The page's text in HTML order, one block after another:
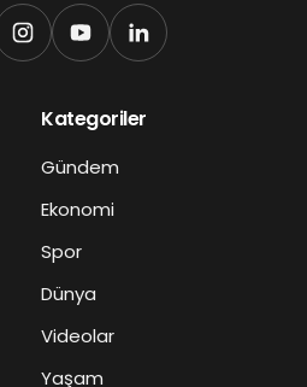
Kategoriler
Gündem
Ekonomi
Spor
Dünya
Videolar
Yaşam